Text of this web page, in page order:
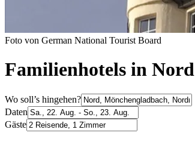
Foto von German National Tourist Board
Familienhotels in Nord
Wo soll’s hingehen?
Daten
Gäste